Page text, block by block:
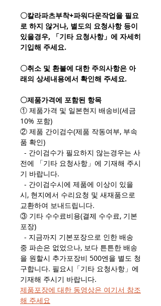
〇칼라파츠부착+파워다운작업을 필요
로 하지 않거나, 별도의 요청사항 등이
있을경우, 「기타 요청사항」에 자세히
기입해 주세요.
〇취소 및 환불에 대한 주의사항은 아
래의 상세내용에서 확인해 주세요.
〇제품가격에 포함된 항목
① 제품가격 및 일본현지 배송비(세금
10% 포함)
② 제품 간이검수(제품 작동여부, 부속
품 확인)
- 간이검수가 필요하지 않는경우는 사
전에 「기타 요청사항」에 기재해 주시
기 바랍니다.
- 간이검수시에 제품에 이상이 있을
시, 현지에서 수리요청 및 새재품으로
교환하여 보내드립니다.
③ 기타 수수료비용(결제 수수료, 기본
포장)
- 지금까지 기본포장으로 인한 배송
중 파손은 없었으나, 보다 튼튼한 배송
을 원할시 추가포장비 500엔을 별도 청
구합니다. 필요시「기타 요청사항」에
기재해 주시기 바랍니다.
제품포장에 대한 동영상은 여기서 참조
해 주세요